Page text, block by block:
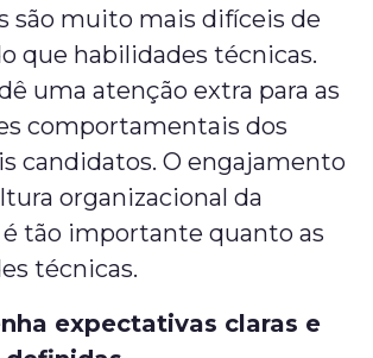
são muito mais difíceis de
que habilidades técnicas.
uma atenção extra para as
comportamentais dos
candidatos. O engajamento
organizacional da
tão importante quanto as
técnicas.
expectativas claras e